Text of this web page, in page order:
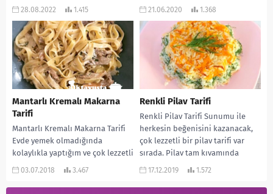
yakışıyor. Bence...
28.08.2022 1.415
pilavından...
21.06.2020 1.368
Mantarlı Kremalı Makarna
Tarifi
Mantarlı Kremalı Makarna Tarifi
Evde yemek olmadığında
kolaylıkla yaptığım ve çok lezzetli
olan bir tarif vermek istiyorum
03.07.2018 3.467
Renkli Pilav Tarifi
Renkli Pilav Tarifi Sunumu ile
herkesin beğenisini kazanacak,
çok lezzetli bir pilav tarifi var
sırada. Pilav tam kıvamında
pişiyor. Eklenen...
17.12.2019 1.572